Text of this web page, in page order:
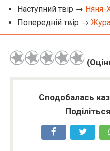
Наступний твір → Няня-
Попередній твір →
Сподобалась